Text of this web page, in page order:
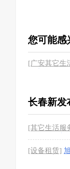
您可能感
[广安其它生
长春新发
[其它生活服
[设备租赁]